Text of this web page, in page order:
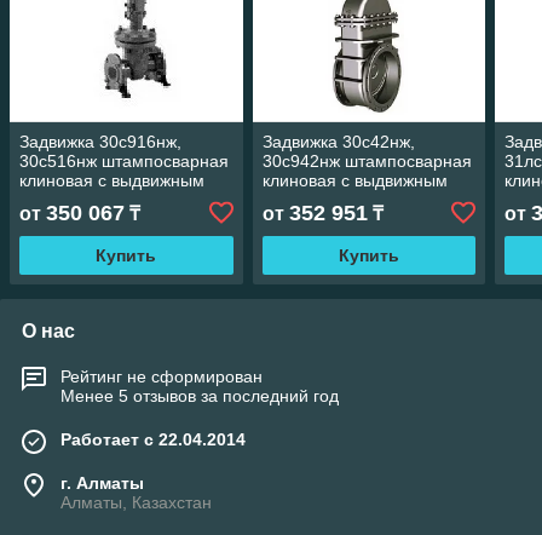
Задвижка 30с916нж,
30с516нж штампосварная
клиновая с выдвижным
шпинделем под приварку
от 350 067 ₸
Купить
Задвижка 30с42нж,
30с942нж штампосварная
клиновая с выдвижным
шпинделем фланцевая
или под приварку
от 352 951₸
Купить
от
О нас
Рейтинг не сформирован
Менее 5 отзывов за последний год
Работает с 22.04.2014
г. Алматы
Алматы, Казахстан